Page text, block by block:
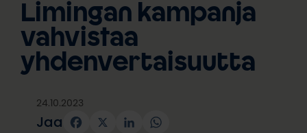
Limingan kampanja
vahvistaa
yhdenvertaisuutta
24.10.2023
Jaa Facebook
X LinkedInWhatsApp